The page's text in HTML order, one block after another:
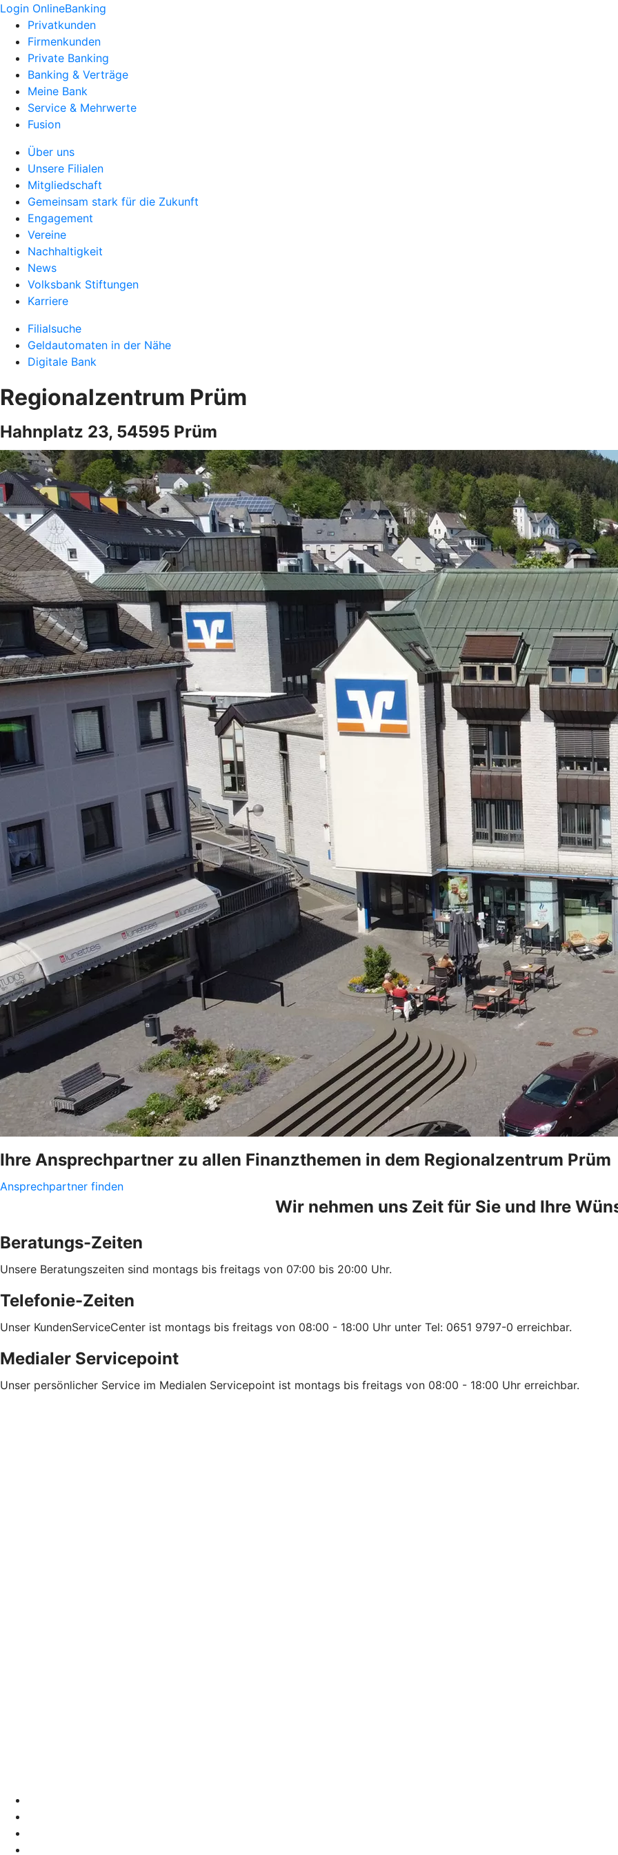
Login OnlineBanking
Privatkunden
Firmenkunden
Private Banking
Banking & Verträge
Meine Bank
Service & Mehrwerte
Fusion
Über uns
Unsere Filialen
Mitgliedschaft
Gemeinsam stark für die Zukunft
Engagement
Vereine
Nachhaltigkeit
News
Volksbank Stiftungen
Karriere
Filialsuche
Geldautomaten in der Nähe
Digitale Bank
Regionalzentrum Prüm
Hahnplatz 23, 54595 Prüm
Ihre Ansprechpartner zu allen Finanzthemen in dem Regionalzentrum Prüm
Ansprechpartner finden
Wir nehmen uns Zeit für Sie und Ihre
Beratungs-Zeiten
Unsere Beratungszeiten sind montags bis freitags von 07:00 bis 20:00 Uhr.
Telefonie-Zeiten
Unser KundenServiceCenter ist montags bis freitags von 08:00 - 18:00 Uhr unter Tel: 0651 9797-0 erreichbar.
Medialer Servicepoint
Unser persönlicher Service im Medialen Servicepoint ist montags bis freitags von 08:00 - 18:00 Uhr erreichbar.